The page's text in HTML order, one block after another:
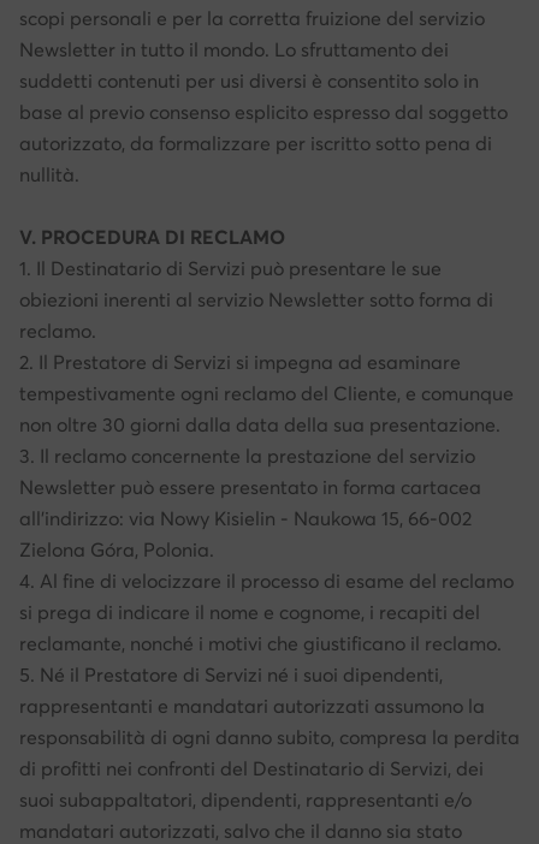
scopi personali e per la corretta fruizione del servizio
Newsletter in tutto il mondo. Lo sfruttamento dei
suddetti contenuti per usi diversi è consentito solo in
base al previo consenso esplicito espresso dal soggetto
autorizzato, da formalizzare per iscritto sotto pena di
nullità.
V. PROCEDURA DI RECLAMO
1. Il Destinatario di Servizi può presentare le sue
obiezioni inerenti al servizio Newsletter sotto forma di
reclamo.
2. Il Prestatore di Servizi si impegna ad esaminare
tempestivamente ogni reclamo del Cliente, e comunque
non oltre 30 giorni dalla data della sua presentazione.
3. Il reclamo concernente la prestazione del servizio
Newsletter può essere presentato in forma cartacea
all’indirizzo: via Nowy Kisielin - Naukowa 15, 66-002
Zielona Góra, Polonia.
4. Al fine di velocizzare il processo di esame del reclamo
si prega di indicare il nome e cognome, i recapiti del
reclamante, nonché i motivi che giustificano il reclamo.
5. Né il Prestatore di Servizi né i suoi dipendenti,
rappresentanti e mandatari autorizzati assumono la
responsabilità di ogni danno subito, compresa la perdita
di profitti nei confronti del Destinatario di Servizi, dei
suoi subappaltatori, dipendenti, rappresentanti e/o
mandatari autorizzati, salvo che il danno sia stato